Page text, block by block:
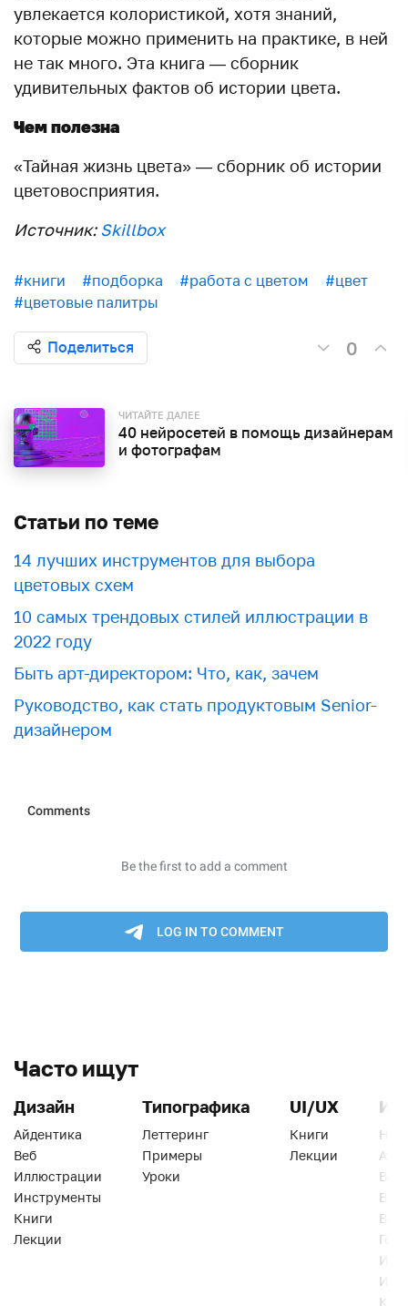
увлекается колористикой, хотя знаний,
которые можно применить на практике, в ней
не так много. Эта книга — сборник
удивительных фактов об истории цвета.
Чем полезна
«Тайная жизнь цвета» — сборник об истории
цветовосприятия.
Источник:Skillbox
#книги #подборка #работа с цветом
#цвет
#цветовые палитры
Поделиться 0
ЧИТАЙТЕ ДАЛЕЕ
40 нейросетей в помощь дизайнерам
и фотографам
Статьи по теме
​​14 лучших инструментов для выбора
цветовых схем
10 самых трендовых стилей иллюстрации в
2022 году
Быть арт-директором: Что, как, зачем
Руководство, как стать продуктовым Senior-
дизайнером
Часто ищут
Дизайн
Айдентика
Веб
Иллюстрации
Инструменты
Книги
Лекции
Типографика
Леттеринг
Примеры
Уроки
UI/UX
Книги
Лекции
Веб